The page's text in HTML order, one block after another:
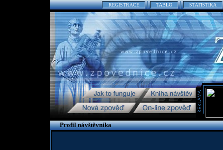
REGISTRACE TABLO STATISTIKA
Profil návštěvníka